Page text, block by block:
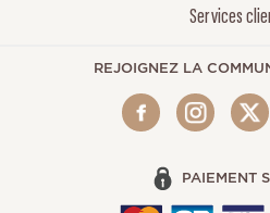
Services
REJOIGNEZ LA
PAIEMENT